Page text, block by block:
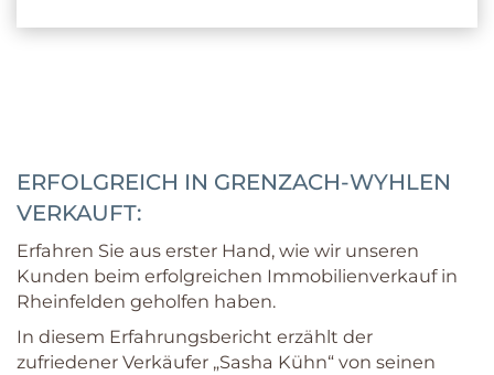
ERFOLGREICH IN GRENZACH-WYHLEN
VERKAUFT:
Erfahren Sie aus erster Hand, wie wir unseren
Kunden beim erfolgreichen Immobilienverkauf in
Rheinfelden geholfen haben.
In diesem Erfahrungsbericht erzählt der
zufriedener Verkäufer „Sasha Kühn“ von seinen